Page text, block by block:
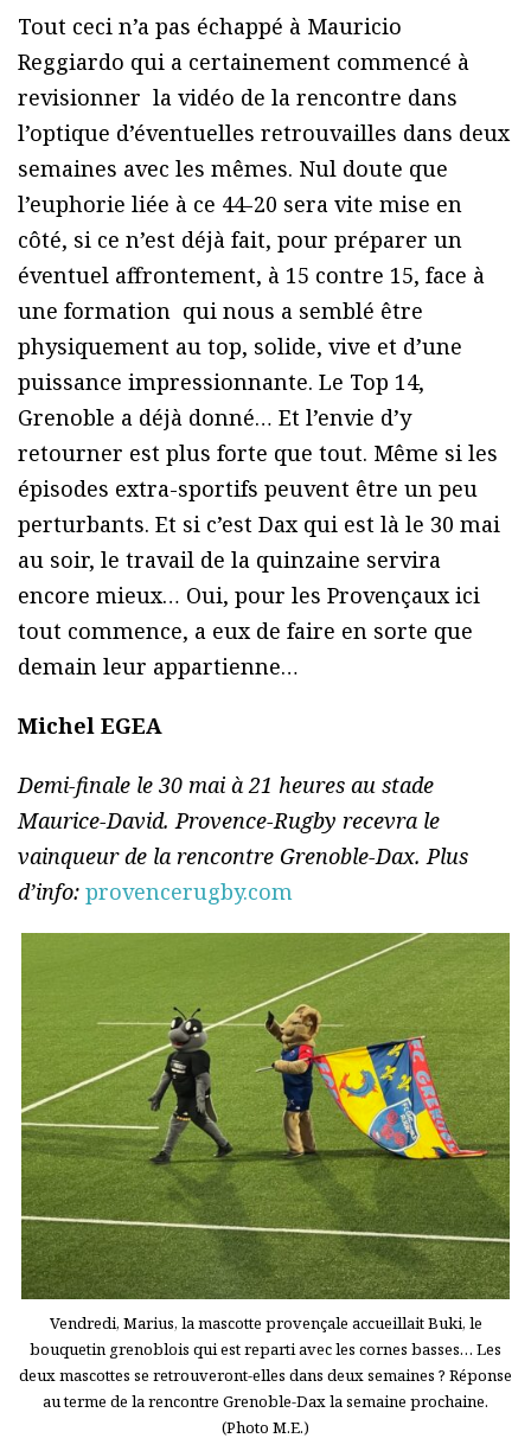
Tout ceci n’a pas échappé à Mauricio
Reggiardo qui a certainement commencé à
revisionner la vidéo de la rencontre dans
l’optique d’éventuelles retrouvailles dans deux
semaines avec les mêmes. Nul doute que
l’euphorie liée à ce 44-20 sera vite mise en
côté, si ce n’est déjà fait, pour préparer un
éventuel affrontement, à 15 contre 15, face à
une formation qui nous a semblé être
physiquement au top, solide, vive et d’une
puissance impressionnante. Le Top 14,
Grenoble a déjà donné… Et l’envie d’y
retourner est plus forte que tout. Même si les
épisodes extra-sportifs peuvent être un peu
perturbants. Et si c’est Dax qui est là le 30 mai
au soir, le travail de la quinzaine servira
encore mieux… Oui, pour les Provençaux ici
tout commence, a eux de faire en sorte que
demain leur appartienne…
Michel EGEA
Demi-finale le 30 mai à 21 heures au stade
Maurice-David. Provence-Rugby recevra le
vainqueur de la rencontre Grenoble-Dax. Plus
d’info: provencerugby.com
Vendredi, Marius, la mascotte provençale accueillait Buki, le
bouquetin grenoblois qui est reparti avec les cornes basses… Les
deux mascottes se retrouveront-elles dans deux semaines ? Réponse
au terme de la rencontre Grenoble-Dax la semaine prochaine.
(Photo M.E.)